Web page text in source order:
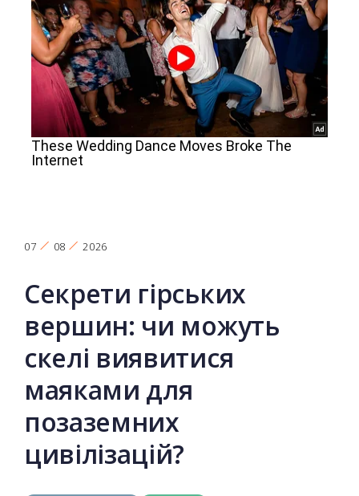
07 08 2026
Секрети гірських
вершин: чи можуть
скелі виявитися
маяками для
позаземних
цивілізацій?